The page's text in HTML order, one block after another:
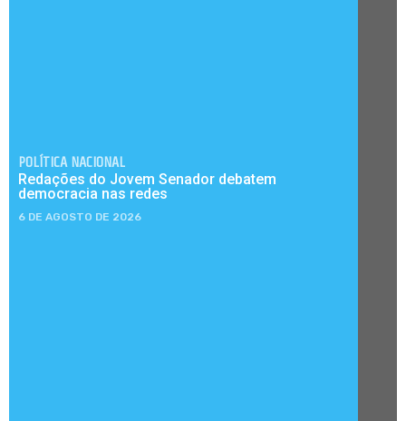
POLÍTICA NACIONAL
Redações do Jovem Senador debatem
democracia nas redes
6 DE AGOSTO DE 2026